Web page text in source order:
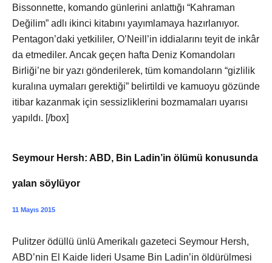
Bissonnette, komando günlerini anlattığı “Kahraman
Değilim” adlı ikinci kitabını yayımlamaya hazırlanıyor.
Pentagon’daki yetkililer, O’Neill’in iddialarını teyit de inkâr
da etmediler. Ancak geçen hafta Deniz Komandoları
Birliği’ne bir yazı gönderilerek, tüm komandoların “gizlilik
kuralına uymaları gerektiği” belirtildi ve kamuoyu gözünde
itibar kazanmak için sessizliklerini bozmamaları uyarısı
yapıldı. [/box]
Seymour Hersh: ABD, Bin Ladin’in ölümü konusunda
yalan söylüyor
11 Mayıs 2015
Pulitzer ödüllü ünlü Amerikalı gazeteci Seymour Hersh,
ABD’nin El Kaide lideri Usame Bin Ladin’in öldürülmesi